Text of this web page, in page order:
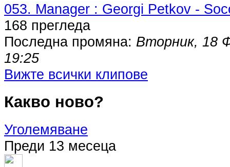
053. Manager : Georgi Petkov -
168 прегледа
Последна промяна: Вторник, 18
19:25
Вижте всички клипове
Какво ново?
Уголемяване
Преди 13 месеца